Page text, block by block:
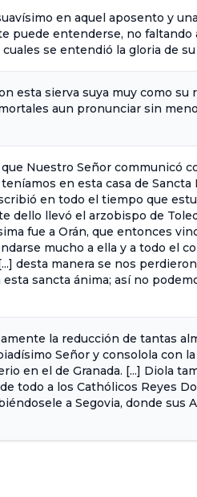
en aquel aposento y
puede entenderse, no faltando
se entendió la gloria de
esta sierva suya muy como su
aun pronunciar sin
Nuestro Señor communicó
en esta casa de Sancta
en todo el tiempo que
dello llevó el arzobispo de
fue a Orán, que entonces
mucho a ella y a todo el
desta manera se nos
sancta ánima; así no
la reducción de tantas
Señor y consolola con
en el de Granada. [...] Diola
todo a los Cathólicos Reyes
a Segovia, donde sus